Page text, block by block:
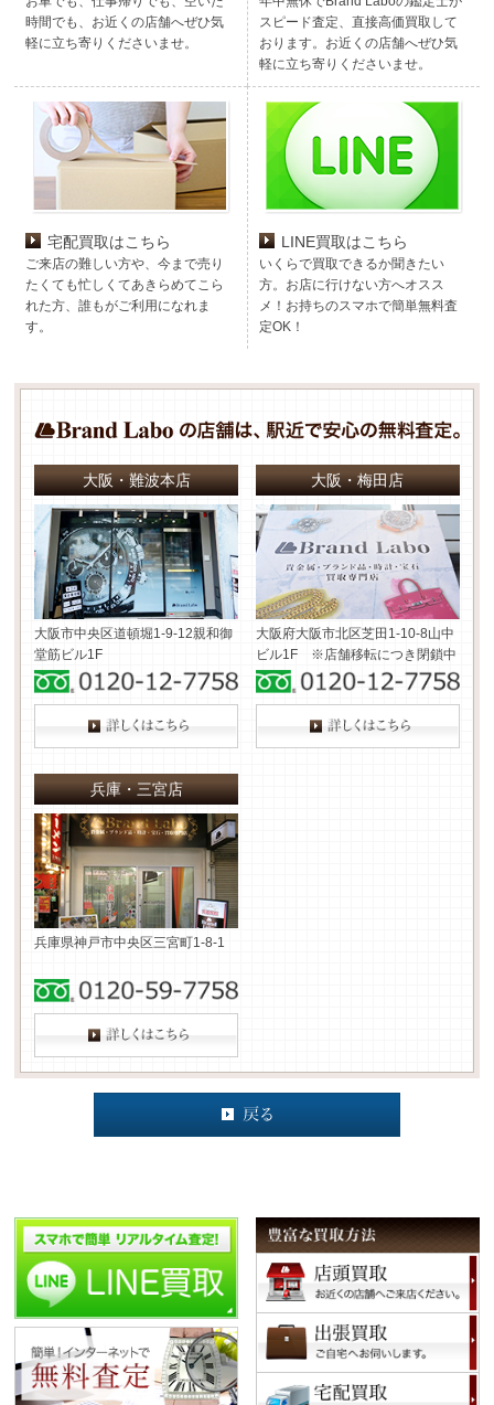
時間でも、お近くの店舗へぜひ気
軽に立ち寄りくださいませ。
スピード査定、直接高価買取して
おります。お近くの店舗へぜひ気
軽に立ち寄りくださいませ。
宅配買取はこちら
ご来店の難しい方や、今まで売り
たくても忙しくてあきらめてこら
れた方、誰もがご利用になれま
す。
LINE買取はこちら
いくらで買取できるか聞きたい
方。お店に行けない方へオスス
メ！お持ちのスマホで簡単無料査
定OK！
大阪・難波本店
大阪市中央区道頓堀1-9-12親和御
堂筋ビル1F
大阪・梅田店
大阪府大阪市北区芝田1-10-8山中
ビル1F ※店舗移転につき閉鎖中
兵庫・三宮店
兵庫県神戸市中央区三宮町1-8-1